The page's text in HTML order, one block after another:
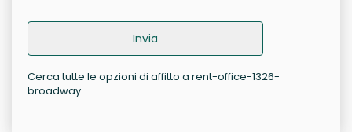
Invia
Cerca tutte le opzioni di affitto a rent-office-1326-
broadway